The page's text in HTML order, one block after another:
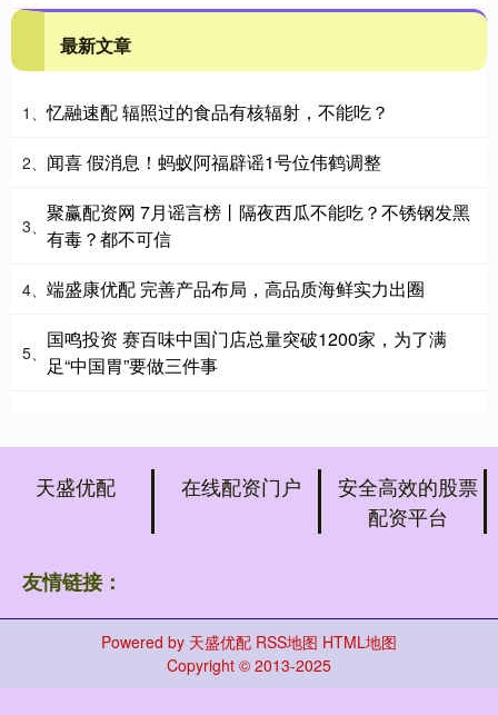
最新文章
1、忆融速配 辐照过的食品有核辐射，不能吃？
2、 闻喜 假消息！蚂蚁阿福辟谣1号位伟鹤调整
3、
聚赢配资网 7月谣言榜丨隔夜西瓜不能吃？不锈钢发黑
有毒？都不可信
4、 端盛康优配 完善产品布局，高品质海鲜实力出圈
5、
国鸣投资 赛百味中国门店总量突破1200家，为了满
足“中国胃”要做三件事
天盛优配 在线配资门户
安全高效的股票
配资平台
友情链接：
Powered by 天盛优配 RSS地图 HTML地图
Copyright © 2013-2025